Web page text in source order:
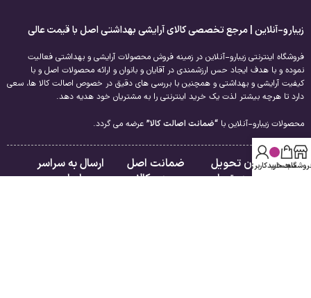
زیبارو-آنلاین | مرجع تخصصی کالای آرایشی بهداشتی اصل با قیمت عالی
فروشگاه اینترنتی زیبارو-آنلاین در زمینه فروش محصولات آرایشی و بهداشتی فعالیت
نموده و با هدف ایجاد حس ارزشمندی در آقایان و بانوان و ارائه محصولات اصل و با
کیفیت آرایشی و بهداشتی و همچنین با بررسی های دقیق در خصوص اصالت کالا ها، سعی
دارد تا هرچه بیشتر لذت یک خرید اینترنتی را به مشتریان خود هدیه دهد.
محصولات زیبارو-آنلاین با “ضمانت اصالت کالا” عرضه می گردد.
امکان تحویل
فوری در تهران
ضمانت اصل
بودن کالا
ارسال به سراسر
ایران
سبد خرید
حساب کاربری من